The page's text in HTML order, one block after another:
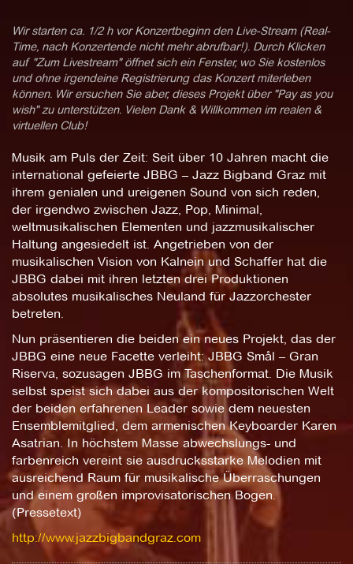
Wir starten ca. 1/2 h vor Konzertbeginn den Live-Stream (Real-
Time, nach Konzertende nicht mehr abrufbar!). Durch Klicken
auf "Zum Livestream" öffnet sich ein Fenster, wo Sie kostenlos
und ohne irgendeine Registrierung das Konzert miterleben
können. Wir ersuchen Sie aber, dieses Projekt über "Pay as you
wish" zu unterstützen. Vielen Dank & Willkommen im realen &
virtuellen Club!
Musik am Puls der Zeit: Seit über 10 Jahren macht die
international gefeierte JBBG – Jazz Bigband Graz mit
ihrem genialen und ureigenen Sound von sich reden,
der irgendwo zwischen Jazz, Pop, Minimal,
weltmusikalischen Elementen und jazzmusikalischer
Haltung angesiedelt ist. Angetrieben von der
musikalischen Vision von Kalnein und Schaffer hat die
JBBG dabei mit ihren letzten drei Produktionen
absolutes musikalisches Neuland für Jazzorchester
betreten.
Nun präsentieren die beiden ein neues Projekt, das der
JBBG eine neue Facette verleiht: JBBG Smål – Gran
Riserva, sozusagen JBBG im Taschenformat. Die Musik
selbst speist sich dabei aus der kompositorischen Welt
der beiden erfahrenen Leader sowie dem neuesten
Ensemblemitglied, dem armenischen Keyboarder Karen
Asatrian. In höchstem Masse abwechslungs- und
farbenreich vereint sie ausdrucksstarke Melodien mit
ausreichend Raum für musikalische Überraschungen
und einem großen improvisatorischen Bogen.
(Pressetext)
http://www.jazzbigbandgraz.com